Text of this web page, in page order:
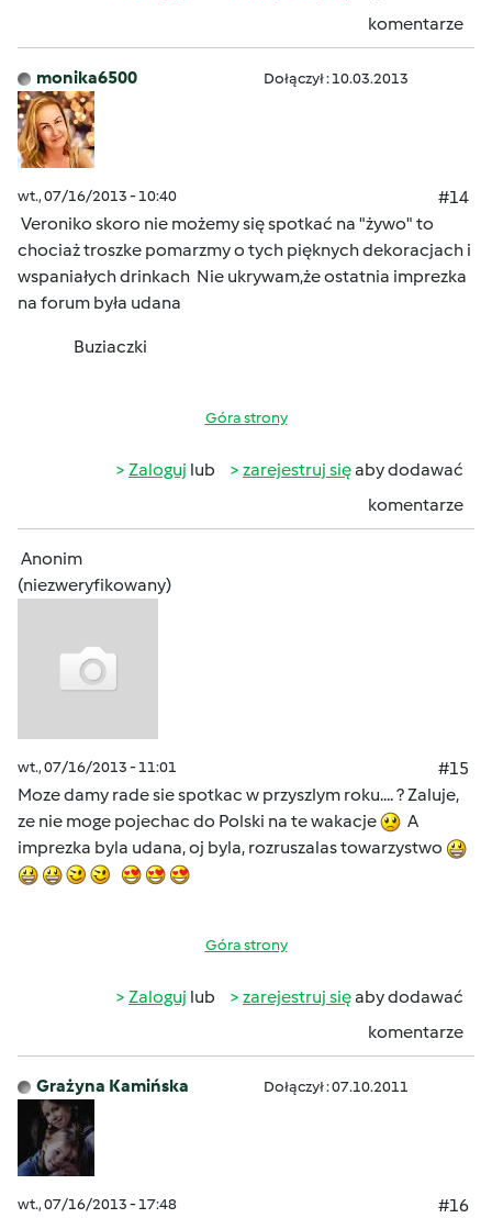
komentarze
monika6500 Dołączył : 10.03.2013
wt., 07/16/2013 - 10:40
#14
Veroniko skoro nie możemy się spotkać na "żywo" to
chociaż troszke pomarzmy o tych pięknych dekoracjach i
wspaniałych drinkach Nie ukrywam,że ostatnia imprezka
na forum była udana
Buziaczki
Góra strony
Zaloguj lub zarejestruj sięaby dodawać
komentarze
Anonim
(niezweryfikowany)
wt., 07/16/2013 - 11:01
#15
Moze damy rade sie spotkac w przyszlym roku.... ? Zaluje,
ze nie moge pojechac do Polski na te wakacje
A
imprezka byla udana, oj byla, rozruszalas towarzystwo
Góra strony
Zaloguj lub zarejestruj sięaby dodawać
komentarze
Grażyna Kamińska Dołączył : 07.10.2011
wt., 07/16/2013 - 17:48 #16